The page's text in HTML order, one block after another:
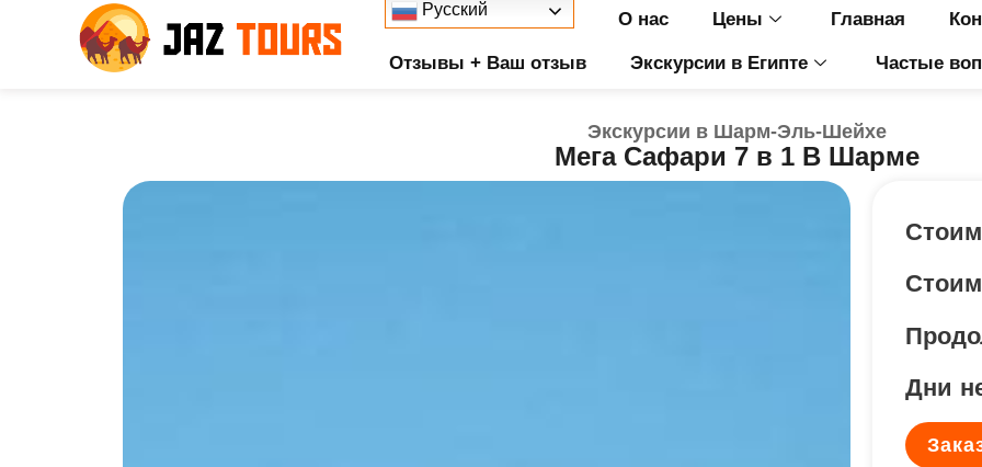
Русский О нас Цены Главная
Отзывы + Ваш отзыв Экскурсии в Египте Частые
Экскурсии в Шарм-Эль-Шейхе
Мега Сафари 7 в 1 В Шарме
Дни